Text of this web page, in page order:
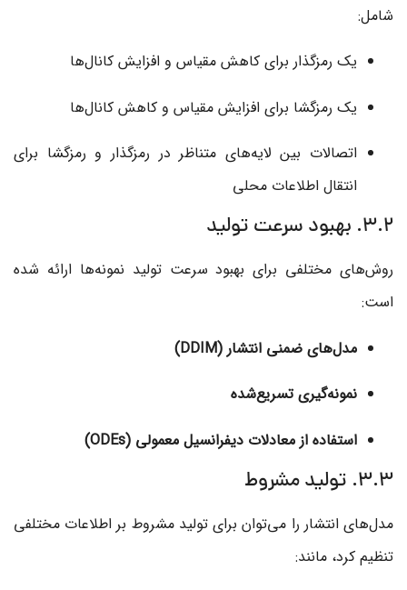
شامل:
یک رمزگذار برای کاهش مقیاس و افزایش کانال‌ها
یک رمزگشا برای افزایش مقیاس و کاهش کانال‌ها
اتصالات بین لایه‌های متناظر در رمزگذار و رمزگشا برای
انتقال اطلاعات محلی
3.2. بهبود سرعت تولید
روش‌های مختلفی برای بهبود سرعت تولید نمونه‌ها ارائه شده
است:
مدل‌های ضمنی انتشار (DDIM)
نمونه‌گیری تسریع‌شده
استفاده از معادلات دیفرانسیل معمولی (ODEs)
3.3. تولید مشروط
مدل‌های انتشار را می‌توان برای تولید مشروط بر اطلاعات مختلفی
تنظیم کرد، مانند: